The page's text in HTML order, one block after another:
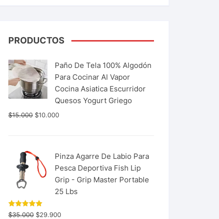
PRODUCTOS
Paño De Tela 100% Algodón
Para Cocinar Al Vapor
Cocina Asiatica Escurridor
Quesos Yogurt Griego
$15.000 $10.000
Pinza Agarre De Labio Para
Pesca Deportiva Fish Lip
Grip - Grip Master Portable
25 Lbs
Valorado
$35.000 $29.900